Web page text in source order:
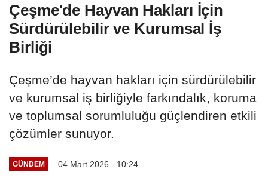
Çeşme'de Hayvan Hakları İçin
Sürdürülebilir ve Kurumsal İş
Birliği
Çeşme’de hayvan hakları için sürdürülebilir
ve kurumsal iş birliğiyle farkındalık, koruma
ve toplumsal sorumluluğu güçlendiren etkili
çözümler sunuyor.
GÜNDEM 04 Mart 2026 - 10:24